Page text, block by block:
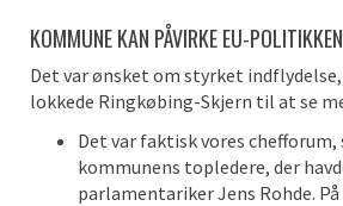
KOMMUNE KAN PÅVIRKE EU-POLITIKKEN
Det var ønsket om styrket
lokkede Ringkøbing-Skjern til at se
Det var faktisk vores chefforum,
kommunens topledere, der
parlamentariker Jens Rohde.